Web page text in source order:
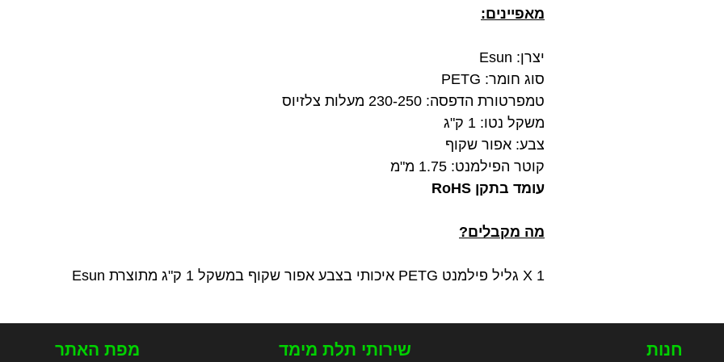
מאפיינים:
יצרן: Esun
סוג חומר: PETG
טמפרטורת הדפסה: 230-250 מעלות צלזיוס
משקל נטו: 1 ק"ג
צבע: אפור שקוף
קוטר הפילמנט: 1.75 מ"מ
עומד בתקן RoHS
מה מקבלים?
1 X גליל פילמנט PETG איכותי בצבע אפור שקוף במשקל 1 ק"ג מתוצרת Esun
מפת האתר שירותי תלת מימד חנות